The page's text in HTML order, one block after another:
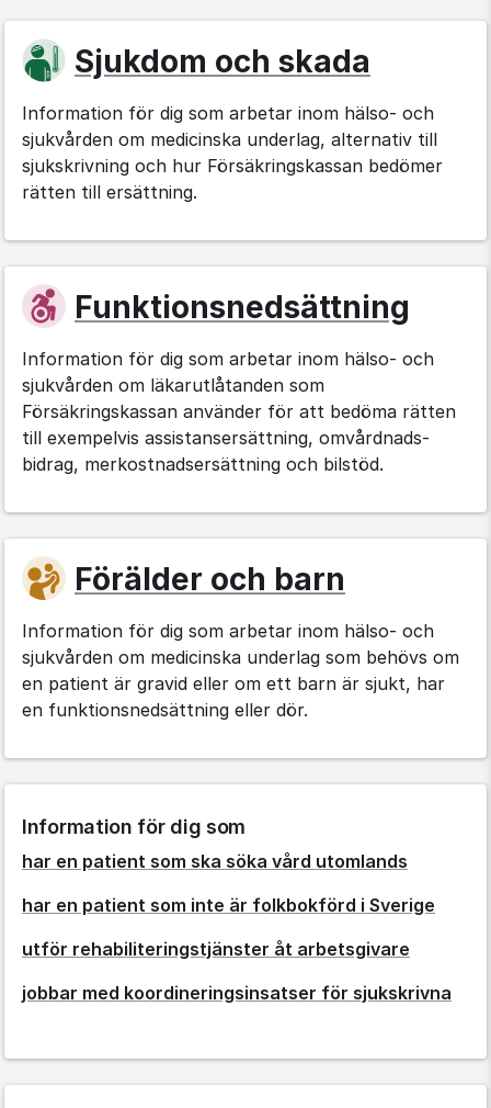
Sjukdom och skada
Information för dig som arbetar inom hälso- och
sjukvården om medicinska underlag, alternativ till
sjukskrivning och hur Försäkringskassan bedömer
rätten till ersättning.
Funktions­nedsättning
Information för dig som arbetar inom hälso- och
sjukvården om läkarutlåtanden som
Försäkringskassan använder för att bedöma rätten
till exempelvis assistansersättning, omvårdnads­
bidrag, merkostnads­ersättning och bilstöd.
Förälder och barn
Information för dig som arbetar inom hälso- och
sjukvården om medicinska underlag som behövs om
en patient är gravid eller om ett barn är sjukt, har
en funktionsnedsättning eller dör.
Information för dig som
har en patient som ska söka vård utomlands
har en patient som inte är folkbokförd i Sverige
utför rehabiliteringstjänster åt arbetsgivare
jobbar med koordineringsinsatser för sjukskrivna